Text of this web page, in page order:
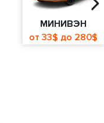
МИНИВЭН
от 33$ до 280$